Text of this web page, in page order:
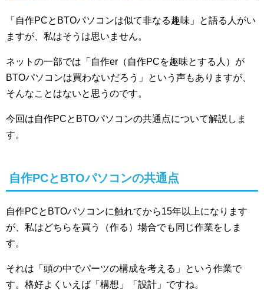
「自作PCとBTOパソコンは似て非なる趣味」と語る人がい
ますが、私はそうは思いません。
ネットの一部では「自作er（自作PCを趣味とする人）が
BTOパソコンは買わないだろう」という声もありますが、
そんなことはないと思うのです。
今回は自作PCとBTOパソコンの共通点について解説しま
す。
自作PCとBTOパソコンの共通点
自作PCとBTOパソコンに触れてから15年以上になります
が、私はどちらを買う（作る）場合でも同じ作業をしま
す。
それは「頭の中でパーツの構成を考える」という作業で
す。格好よくいえば「構想」「設計」ですね。